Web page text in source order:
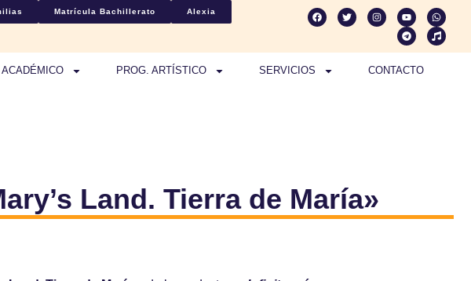
Matrícula Bachillerato Alexia
ACADÉMICO PROG. ARTÍSTICO SERVICIOS CONTACTO
Land. Tierra de María»